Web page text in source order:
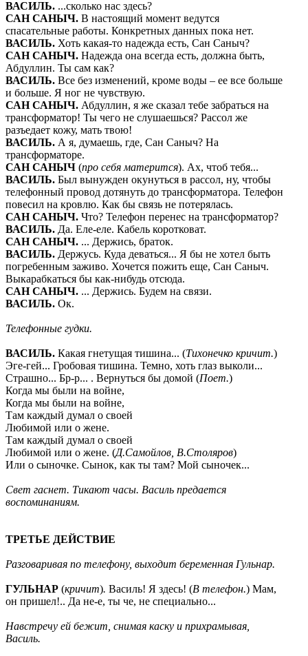
ВАСИЛЬ. ...сколько нас здесь?
САН САНЫЧ. В настоящий момент ведутся
спасательные работы. Конкретных данных пока нет.
ВАСИЛЬ. Хоть какая-то надежда есть, Сан Саныч?
САН САНЫЧ. Надежда она всегда есть, должна быть,
Абдуллин. Ты сам как?
ВАСИЛЬ. Все без изменений, кроме воды – ее все больше
и больше. Я ног не чувствую.
САН САНЫЧ. Абдуллин, я же сказал тебе забраться на
трансформатор! Ты чего не слушаешься? Рассол же
разъедает кожу, мать твою!
ВАСИЛЬ. А я, думаешь, где, Сан Саныч? На
трансформаторе.
САН САНЫЧ (про себя матерится). Ах, чтоб тебя...
ВАСИЛЬ. Был вынужден окунуться в рассол, ну, чтобы
телефонный провод дотянуть до трансформатора. Телефон
повесил на кровлю. Как бы связь не потерялась.
САН САНЫЧ. Что? Телефон перенес на трансформатор?
ВАСИЛЬ. Да. Еле-еле. Кабель коротковат.
САН САНЫЧ. ... Держись, браток.
ВАСИЛЬ. Держусь. Куда деваться... Я бы не хотел быть
погребенным заживо. Хочется пожить еще, Сан Саныч.
Выкарабкаться бы как-нибудь отсюда.
САН САНЫЧ. ... Держись. Будем на связи.
ВАСИЛЬ. Ок.
Телефонные гудки.
ВАСИЛЬ. Какая гнетущая тишина... (Тихонечко кричит.)
Эге-гей... Гробовая тишина. Темно, хоть глаз выколи...
Страшно... Бр-р... . Вернуться бы домой (Поет.)
Когда мы были на войне,
Когда мы были на войне,
Там каждый думал о своей
Любимой или о жене.
Там каждый думал о своей
Любимой или о жене. (Д.Самойлов, В.Столяров)
Или о сыночке. Сынок, как ты там? Мой сыночек...
Свет гаснет. Тикают часы. Василь предается
воспоминаниям.
ТРЕТЬЕ ДЕЙСТВИЕ
Разговаривая по телефону, выходит беременная Гульнар.
ГУЛЬНАР (кричит). Василь! Я здесь! (В телефон.) Мам,
он пришел!.. Да не-е, ты че, не специально...
Навстречу ей бежит, снимая каску и прихрамывая,
Василь.